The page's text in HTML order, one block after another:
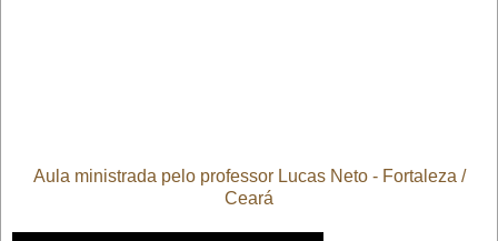
Aula ministrada pelo professor Lucas Neto - Fortaleza /
Ceará